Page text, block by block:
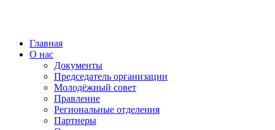
Главная
О нас
Документы
Председатель организации
Молодёжный совет
Правление
Региональные отделения
Партнеры